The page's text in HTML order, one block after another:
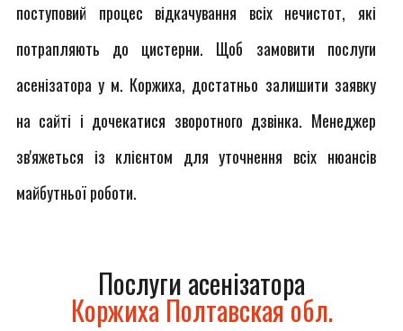
поступовий процес відкачування всіх нечистот, які
потрапляють до цистерни. Щоб замовити послуги
асенізатора у м. Коржиха, достатньо залишити заявку
на сайті і дочекатися зворотного дзвінка. Менеджер
зв'яжеться із клієнтом для уточнення всіх нюансів
майбутньої роботи.
Послуги асенізатора
Коржиха Полтавская обл.